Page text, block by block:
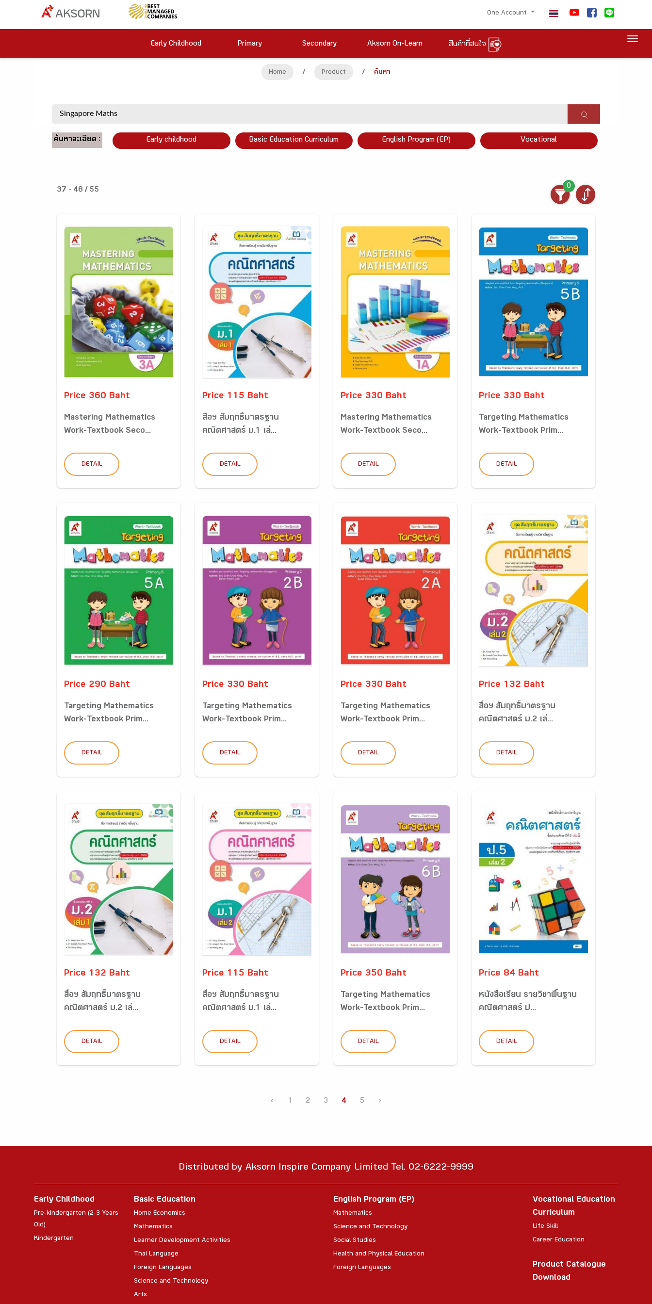
One Account
Early Childhood Primary Secondary Aksorn On-Learn สินค้าที่สนใจ
Home / Product / ค้นหา
ค้นหาละเอียด : Early childhood Basic Education Curriculum English Program (EP) Vocational
37 - 48 / 55
0
Price 360 Baht
Mastering Mathematics
Work-Textbook Seco...
DETAIL
Price 115 Baht
สื่อฯ สัมฤทธิ์มาตรฐาน
คณิตศาสตร์ ม.1 เล่...
DETAIL
Price 330 Baht
Mastering Mathematics
Work-Textbook Seco...
DETAIL
Price 330 Baht
Targeting Mathematics
Work-Textbook Prim...
DETAIL
Price 290 Baht
Targeting Mathematics
Work-Textbook Prim...
DETAIL
Price 330 Baht
Targeting Mathematics
Work-Textbook Prim...
DETAIL
Price 330 Baht
Targeting Mathematics
Work-Textbook Prim...
DETAIL
Price 132 Baht
สื่อฯ สัมฤทธิ์มาตรฐาน
คณิตศาสตร์ ม.2 เล่...
DETAIL
Price 132 Baht
สื่อฯ สัมฤทธิ์มาตรฐาน
คณิตศาสตร์ ม.2 เล่...
DETAIL
Price 115 Baht
สื่อฯ สัมฤทธิ์มาตรฐาน
คณิตศาสตร์ ม.1 เล่...
DETAIL
Price 350 Baht
Targeting Mathematics
Work-Textbook Prim...
DETAIL
Price 84 Baht
หนังสือเรียน รายวิชาพื้นฐาน
คณิตศาสตร์ ป...
DETAIL
‹ 1 2 3 4 5 ›
Distributed by Aksorn Inspire Company Limited Tel. 02-6222-9999
Early Childhood
Pre-kindergarten (2-3 Years
Old)
Kindergarten
Basic Education
Home Economics
Mathematics
Learner Development Activities
Thai Language
Foreign Languages
Science and Technology
Arts
English Program (EP)
Mathematics
Science and Technology
Social Studies
Health and Physical Education
Foreign Languages
Vocational Education
Curriculum
Life Skill
Career Education
Product Catalogue
Download